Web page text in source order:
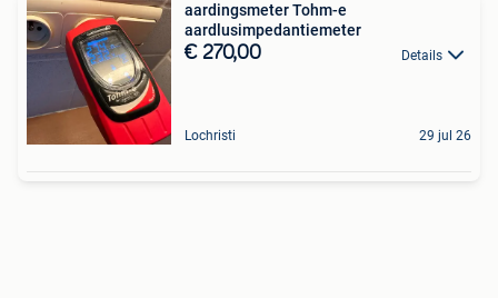
aardingsmeter Tohm-e
aardlusimpedantiemeter
€ 270,00 Details
Lochristi 29 jul 26